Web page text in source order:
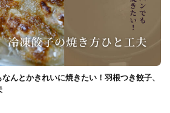
んとかきれいに焼きたい！羽根つき餃子、